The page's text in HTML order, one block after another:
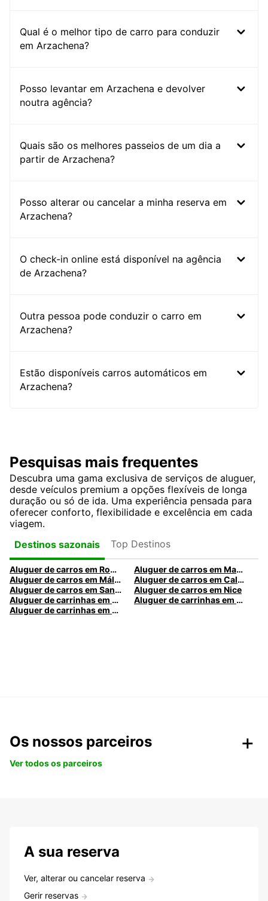
Qual é o melhor tipo de carro para conduzir
em Arzachena?
Posso levantar em Arzachena e devolver
noutra agência?
Quais são os melhores passeios de um dia a
partir de Arzachena?
Posso alterar ou cancelar a minha reserva em
Arzachena?
O check-in online está disponível na agência
de Arzachena?
Outra pessoa pode conduzir o carro em
Arzachena?
Estão disponíveis carros automáticos em
Arzachena?
Pesquisas mais frequentes
Descubra uma gama exclusiva de serviços de aluguer,
desde veículos premium a opções flexíveis de longa
duração ou só de ida. Uma experiência pensada para
oferecer conforto, flexibilidade e excelência em cada
viagem.
Destinos sazonais
Top Destinos
Aluguer de carros em Roma
Aluguer de carros em Madrid
Aluguer de carros em Málaga
Aluguer de carros em Caldas da Rainha
Aluguer de carros em Santa Maria da Feira
Aluguer de carros em Nice
Aluguer de carrinhas em Nice
Aluguer de carrinhas em Santa Maria da Feira
Aluguer de carrinhas em Caldas da Rainha
Os nossos parceiros
Ver todos os parceiros
A sua reserva
Ver, alterar ou cancelar reserva
Gerir reservas